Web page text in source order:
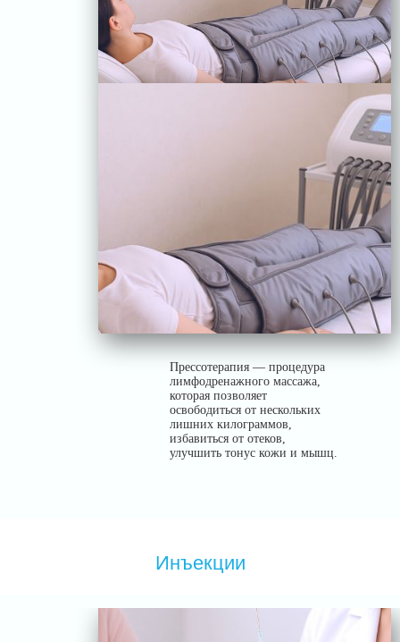
Прессотерапия — процедура
лимфодренажного массажа,
которая позволяет
освободиться от нескольких
лишних килограммов,
избавиться от отеков,
улучшить тонус кожи и мышц.
Инъекции